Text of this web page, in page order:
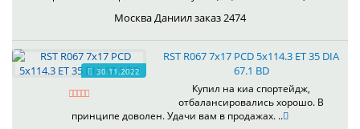
Москва Даниил заказ 2474
30.11.2022
RST R067 7x17 PCD 5x114.3 ET 35 DIA
67.1 BD
Купил на киа спортейдж,
отбалансировались хорошо. В
принципе доволен. Удачи вам в продажах. ..